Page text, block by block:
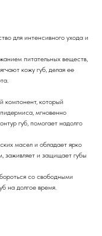
для интенсивного ухода и
питательных веществ,
кожу губ, делая ее
компонент, который
мгновенно
губ, помогает надолго
масел и обладает ярко
заживляет и защищает губы
со свободными
на долгое время.